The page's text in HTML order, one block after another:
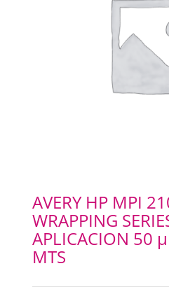
AVERY HP MPI
WRAPPING
APLICACION 50
MTS